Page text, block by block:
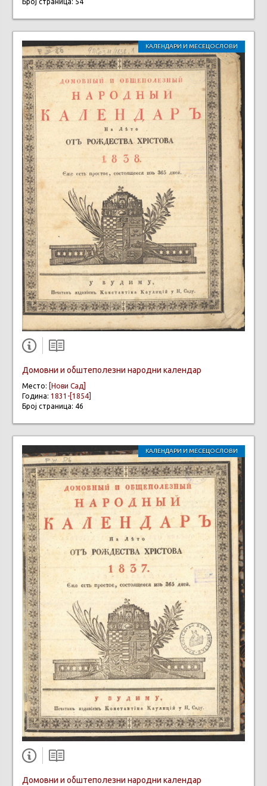
КАЛЕНДАРИ И МЕСЕЦОСЛОВИ
Домовни и обштеполезни народни календар
Место:
[Нови Сад]
Година: 1831-[1854]
Број страница: 46
КАЛЕНДАРИ И МЕСЕЦОСЛОВИ
Домовни и обштеполезни народни календар